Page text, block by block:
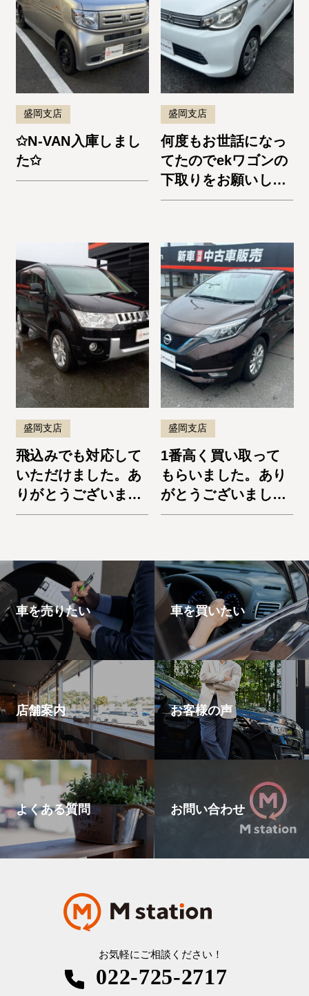
盛岡支店
✩N-VAN入庫しまし
た✩
盛岡支店
何度もお世話になっ
てたのでekワゴンの
下取りをお願いしま
した。納車までスム
す！
盛岡支店
飛込みでも対応して
いただけました。あ
りがとうございまし
た。デリカD:5
盛岡支店
1番高く買い取って
もらいました。あり
がとうございまし
た。ノートe-Power
車を売りたい 車を買いたい
店舗案内 お客様の声
よくある質問 お問い合わせ
お気軽にご相談ください！
022-725-2717